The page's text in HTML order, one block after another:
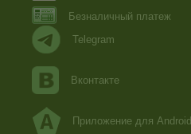
Безналичный платеж
Telegram
Вконтакте
Приложение для Android